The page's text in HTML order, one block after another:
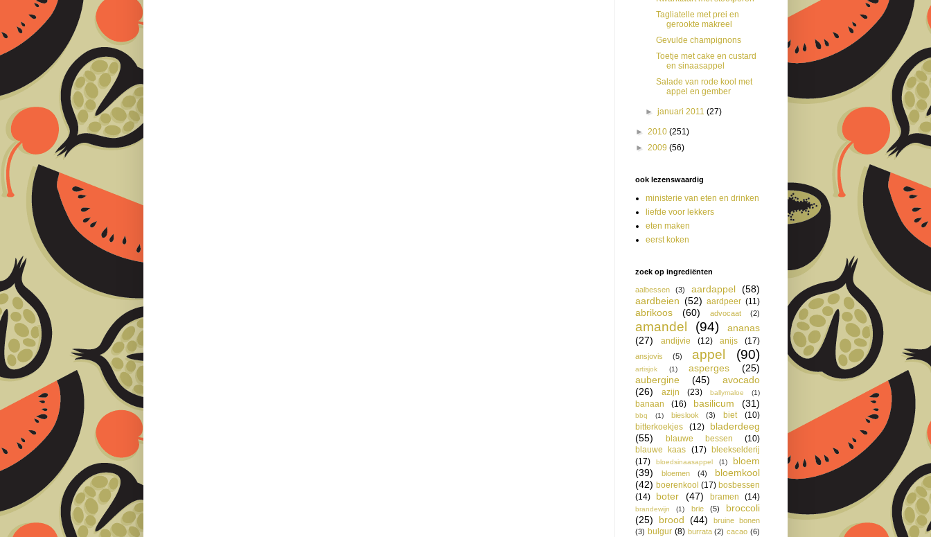
Tagliatelle met prei en
gerookte makreel
Gevulde champignons
Toetje met cake en custard
en sinaasappel
Salade van rode kool met
appel en gember
►januari 2011(27)
► 2010 (251)
► 2009 (56)
ook lezenswaardig
ministerie van eten en drinken
liefde voor lekkers
eten maken
eerst koken
zoek op ingrediënten
aalbessen (3) aardappel (58)
aardbeien (52) aardpeer (11)
abrikoos (60) advocaat (2)
amandel (94)
ananas
(27)
andijvie (12) anijs (17)
ansjovis (5) appel (90)
artisjok (1) asperges
(25)
aubergine
(45)
avocado
(26)
azijn (23) ballymaloe (1)
banaan (16) basilicum (31)
bbq (1) bieslook (3) biet
(10)
bitterkoekjes
(12)
bladerdeeg
(55)
blauwe bessen
(10)
blauwe kaas (17) bleekselderij
(17)
bloedsinaasappel (1)
bloem
(39)
bloemen (4)
bloemkool
(42) boerenkool (17) bosbessen
(14)
boter (47) bramen (14)
brandewijn (1) brie (5)
broccoli
(25)
brood (44)
bruine bonen
(3) bulgur (8) burrata (2) cacao (6)